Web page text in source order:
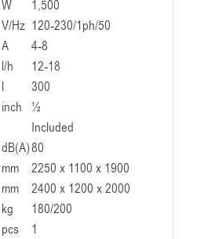
W
1,500
V/Hz 120-230/1ph/50
A
4-8
l/h
12-18
l
300
inch
½
Included
dB(A)80
mm
2250 x 1100 x 1900
mm
2400 x 1200 x 2000
kg
180/200
pcs
1